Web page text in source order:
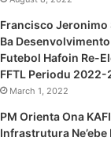
Francisco Jeronimo
Ba
Futebol Hafoin Re-
FFTL Periodu
March 1, 2022
PM Orienta Ona
Infrastrutura